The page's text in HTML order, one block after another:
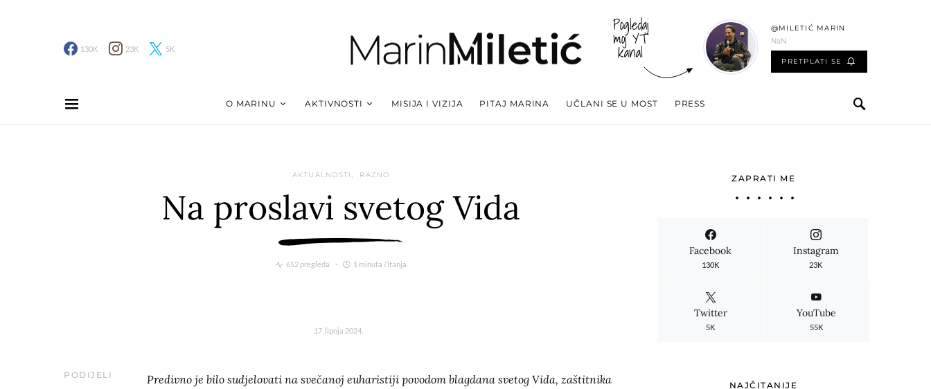
130K 23K 5K
Pogledaj
moj YT
kanal
@MILETIĆ MARIN
NaN
PRETPLATI SE
O MARINU AKTIVNOSTI MISIJA I VIZIJA PITAJ MARINA UČLANI SE U MOST PRESS
AKTUALNOSTI RAZNO
Na proslavi svetog Vida
652 pregleda 1 minuta čitanja
17. lipnja 2024.
PODIJELI
Predivno je bilo sudjelovati na svečanoj euharistiji povodom blagdana svetog Vida, zaštitnika
ZAPRATI ME
Facebook
130K
Instagram
23K
Twitter
5K
YouTube
55K
NAJČITANIJE